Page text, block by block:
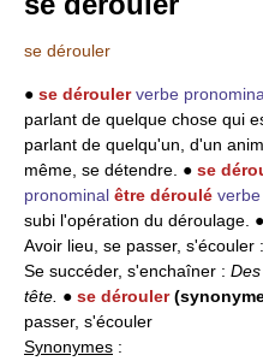
se dérouler
● se dérouler verbe
parlant de quelque chose qui
parlant de quelqu'un, d'un
même, se détendre. ● se
pronominal être déroulé
subi l'opération du déroulage. ●
Avoir lieu, se passer, s'écouler :
Se succéder, s'enchaîner :
tête. ● se dérouler
passer, s'écouler
Synonymes :